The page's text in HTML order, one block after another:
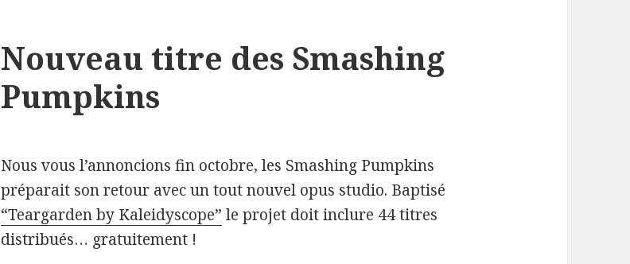
Nouveau titre des Smashing
Pumpkins
Nous vous l’annoncions fin octobre, les Smashing Pumpkins
préparait son retour avec un tout nouvel opus studio. Baptisé
“Teargarden by Kaleidyscope” le projet doit inclure 44 titres
distribués… gratuitement !